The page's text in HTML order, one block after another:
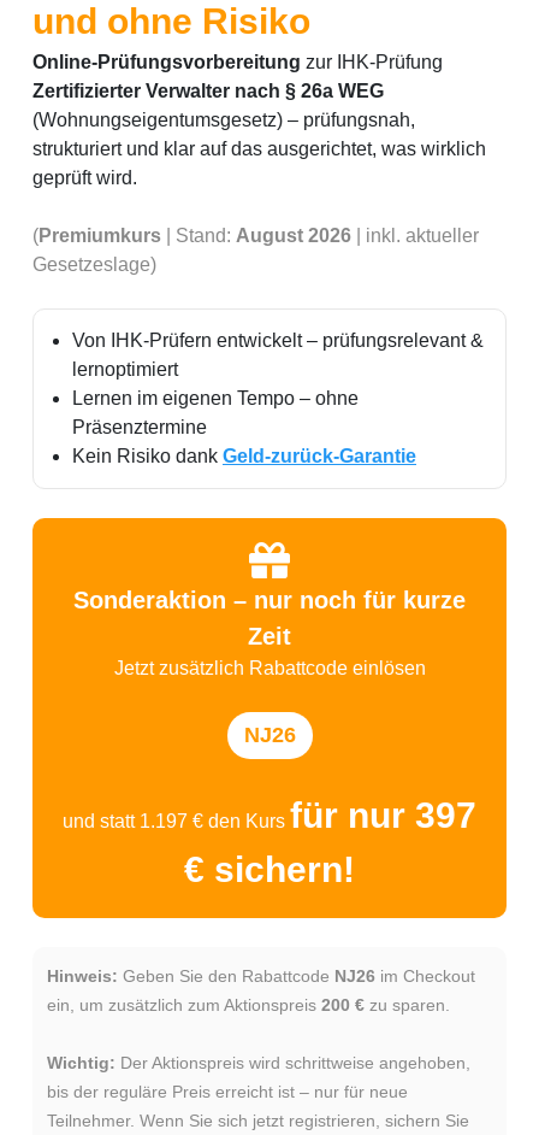
und ohne Risiko
Online-Prüfungsvorbereitung zur IHK-Prüfung
Zertifizierter Verwalter nach § 26a WEG
(Wohnungseigentumsgesetz) – prüfungsnah,
strukturiert und klar auf das ausgerichtet, was wirklich
geprüft wird.
(Premiumkurs | Stand: August 2026 | inkl. aktueller
Gesetzeslage)
Von IHK-Prüfern entwickelt – prüfungsrelevant &
lernoptimiert
Lernen im eigenen Tempo – ohne
Präsenztermine
Kein Risiko dank Geld-zurück-Garantie
Sonderaktion – nur noch für kurze
Zeit
Jetzt zusätzlich Rabattcode einlösen
NJ26
und statt 1.197 € den Kurs für nur 397
€ sichern!
Hinweis: Geben Sie den Rabattcode NJ26 im Checkout
ein, um zusätzlich zum Aktionspreis 200 € zu sparen.
Wichtig: Der Aktionspreis wird schrittweise angehoben,
bis der reguläre Preis erreicht ist – nur für neue
Teilnehmer. Wenn Sie sich jetzt registrieren, sichern Sie